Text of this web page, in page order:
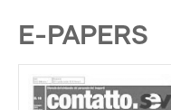
E-PAPERS